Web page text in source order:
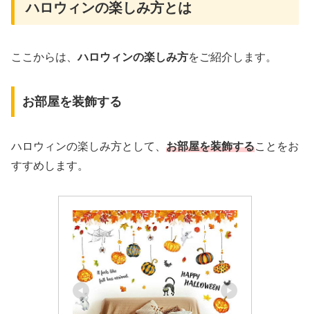
ハロウィンの楽しみ方とは
ここからは、ハロウィンの楽しみ方をご紹介します。
お部屋を装飾する
ハロウィンの楽しみ方として、 お部屋を装飾することをお
すすめします。